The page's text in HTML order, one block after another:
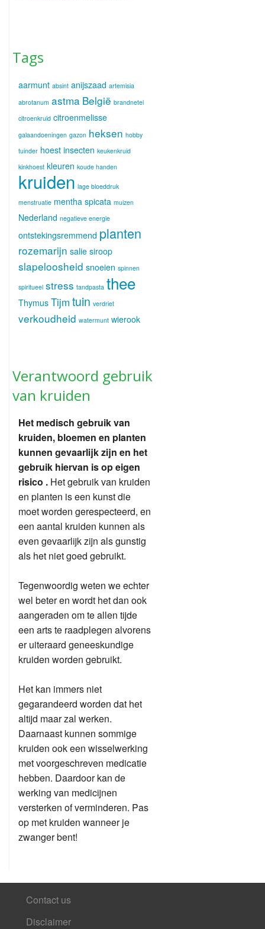
Tags
aarmunt absint anijszaad artemisia
abrotanum astma België brandnetel
citroenkruid citroenmelisse
galaandoeningen gazon heksen hobby
tuinder hoest insecten keukenkruid
kinkhoest kleuren koude handen
kruiden lage bloeddruk
menstruatie mentha spicata muizen
Nederland negatieve energie
ontstekingsremmend planten
rozemarijn salie siroop
slapeloosheid snoeien spinnen
spiritueel stress tandpasta thee
Thymus Tijm tuin verdriet
verkoudheid watermunt wierook
Verantwoord gebruik
van kruiden
Het medisch gebruik van
kruiden, bloemen en planten
kunnen gevaarlijk zijn en het
gebruik hiervan is op eigen
risico . Het gebruik van kruiden
en planten is een kunst die
moet worden gerespecteerd, en
een aantal kruiden kunnen als
even gevaarlijk zijn als gunstig
als het niet goed gebruikt.
Tegenwoordig weten we echter
wel beter en wordt het dan ook
aangeraden om te allen tijde
een arts te raadplegen alvorens
er uiteraard geneeskundige
kruiden worden gebruikt.
Het kan immers niet
gegarandeerd worden dat het
altijd maar zal werken.
Daarnaast kunnen sommige
kruiden ook een wisselwerking
met voorgeschreven medicatie
hebben. Daardoor kan de
werking van medicijnen
versterken of verminderen. Pas
op met kruiden wanneer je
zwanger bent!
Contact us
Disclaimer